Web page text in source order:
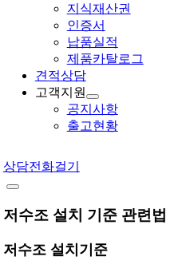
지식재산권
인증서
납품실적
제품카탈로그
견적상담
고객지원
공지사항
출고현황
상담전화걸기
저수조 설치 기준 관련법
저수조 설치기준